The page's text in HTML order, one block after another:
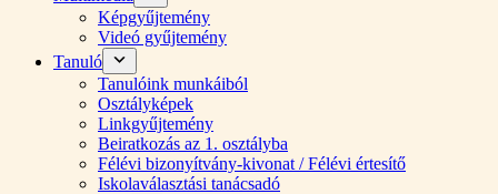
Képgyűjtemény
Videó gyűjtemény
Tanuló
Tanulóink munkáiból
Osztályképek
Linkgyűjtemény
Beiratkozás az 1. osztályba
Félévi bizonyítvány-kivonat / Félévi értesítő
Iskolaválasztási tanácsadó